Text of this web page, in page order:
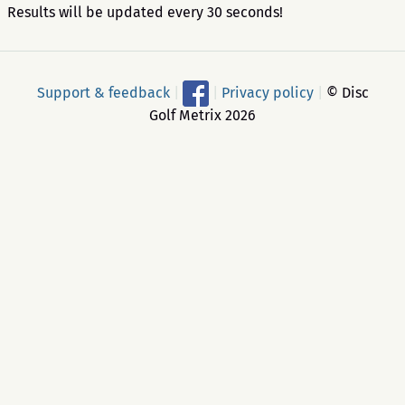
Results will be updated every 30 seconds!
Support & feedback Privacy policy
© Disc
Golf Metrix 2026